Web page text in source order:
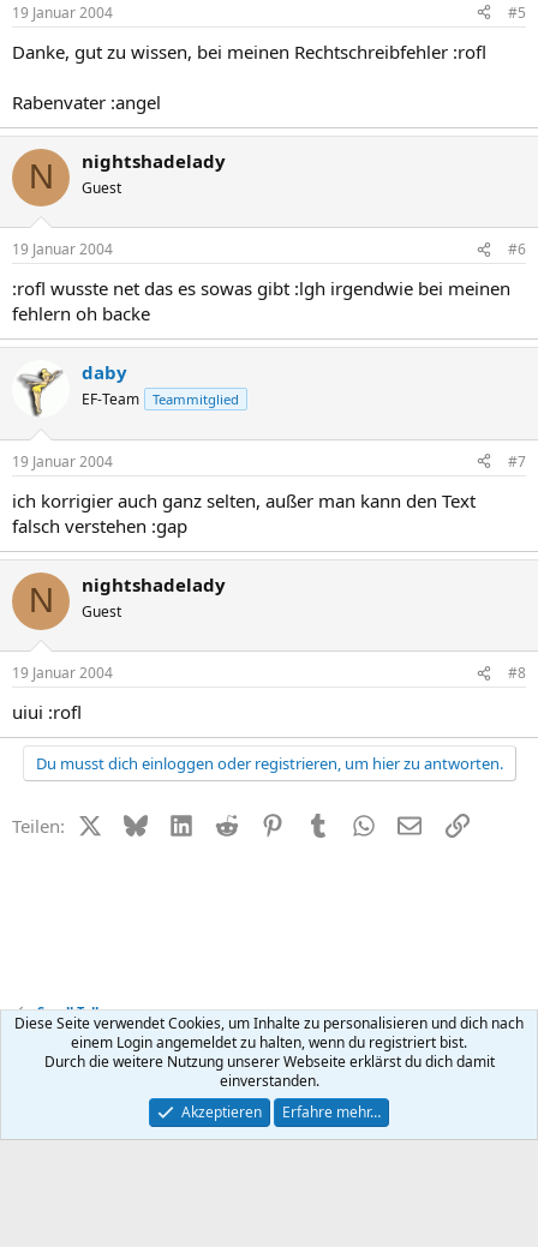
19 Januar 2004 #5
Danke, gut zu wissen, bei meinen Rechtschreibfehler :rofl
Rabenvater :angel
N nightshadelady
Guest
19 Januar 2004 #6
:rofl wusste net das es sowas gibt :lgh irgendwie bei meinen
fehlern oh backe
daby
EF-Team Teammitglied
19 Januar 2004 #7
ich korrigier auch ganz selten, außer man kann den Text
falsch verstehen :gap
N nightshadelady
Guest
19 Januar 2004 #8
uiui :rofl
Du musst dich einloggen oder registrieren, um hier zu antworten.
Teilen: X (Twitter)
BlueskyLinkedIn
Reddit PinterestTumblr WhatsApp
E-MailLink
Small Talk
Kontakt Nutzungsbedingungen Datenschutz Hilfe
R
Community platform by XenForo ® © 2010-2026 XenForo Ltd.
Diese Seite verwendet Cookies, um Inhalte zu personalisieren und dich nach
einem Login angemeldet zu halten, wenn du registriert bist.
Durch die weitere Nutzung unserer Webseite erklärst du dich damit
einverstanden.
Akzeptieren
Erfahre mehr…